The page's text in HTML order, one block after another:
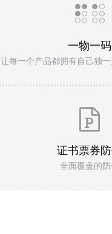
一物一码
让每一个产品都拥有自己独
证书票券
全面覆盖的防